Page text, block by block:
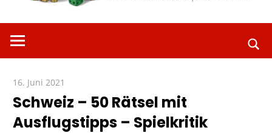
erfährst
mehr!
16. Juni 2021
Schweiz – 50 Rätsel mit
Ausflugstipps – Spielkritik